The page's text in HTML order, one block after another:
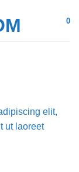
0
elit,
ut laoreet